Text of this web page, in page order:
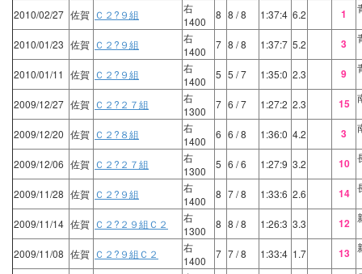
2010/02/27 佐賀 Ｃ２?９組
右
1400
8 8 / 8 1:37:4 6.2 1
2010/01/23 佐賀 Ｃ２?９組
右
1400
7 8 / 8 1:37:7 5.2 3
2010/01/11 佐賀 Ｃ２?９組
右
1400
5 5 / 7 1:35:0 2.3 9
2009/12/27 佐賀 Ｃ２?２７組
右
1300
7 6 / 7 1:27:2 2.3 15
2009/12/20 佐賀 Ｃ２?８組
右
1400
6 6 / 8 1:36:0 4.2 3
2009/12/06 佐賀 Ｃ２?２７組
右
1300
5 6 / 6 1:27:9 3.2 10
2009/11/28 佐賀 Ｃ２?９組
右
1400
8 7/ 8 1:33:6 2.6 14
2009/11/14 佐賀 Ｃ２?２９組Ｃ２
右
1300
8 8 / 8 1:26:3 3.3 12
2009/11/08 佐賀 Ｃ２?９組Ｃ２
右
1400
7 7/ 8 1:33:4 1.7 13